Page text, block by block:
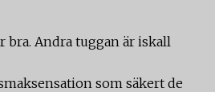
bra. Andra tuggan är iskall
som säkert de